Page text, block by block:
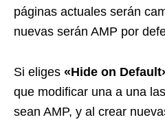
páginas actuales serán
nuevas serán AMP por
Si eliges «Hide on
que modificar una a una
sean AMP, y al crear